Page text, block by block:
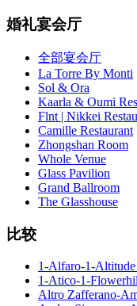
婚礼宴会厅
全部宴会厅
La Torre By Monti
Sol & Ora
Kaarla & Oumi
Flnt | Nikkei
Camille Restaurant
Zhongshan Room
Whole Venue
Glass Pavilion
Grand Ballroom
The Glasshouse
比较
1-Alfaro-1-
1-Atico-1-
Altro Zafferano-